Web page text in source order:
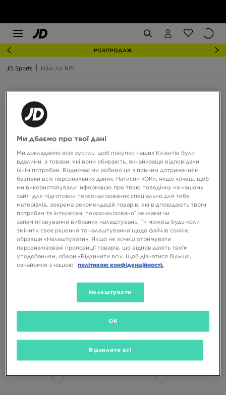
РОЗПРОДАЖ
JD Sports Nike Air Rift
Сортувати: Рекомендовані
WMNS NIKE AIR RIFT LACE
Ми дбаємо про твої дані
Ми докладаємо всіх зусиль, щоб покупки наших Клієнтів були
вдалими, а товари, які вони обирають, якнайкраще відповідали
їхнім потребам. Водночас ми робимо це з повним дотриманням
безпеки всіх персональних даних. Натисни «OK», якщо хочеш, щоб
ми використовували інформацію про твою поведінку на нашому
сайті для підготовки персоналізованих спеціально для тебе
матеріалів, зокрема рекомендацій товарів, які відповідають твоїм
потребам та інтересам, персоналізованої реклами чи
запам’ятовування вибраних налаштувань. Ти можеш будь-коли
змінити своє рішення та налаштування щодо файлів cookie,
обравши «Налаштувати». Якщо не хочеш отримувати
персоналізовані пропозиції товарів, що відповідають твоїм
уподобанням, обери «Відхилити всі». Щоб дізнатися більше,
ознайомся з нашою
політикою конфіденційності.
Налаштувати
Відхилити всі
OK